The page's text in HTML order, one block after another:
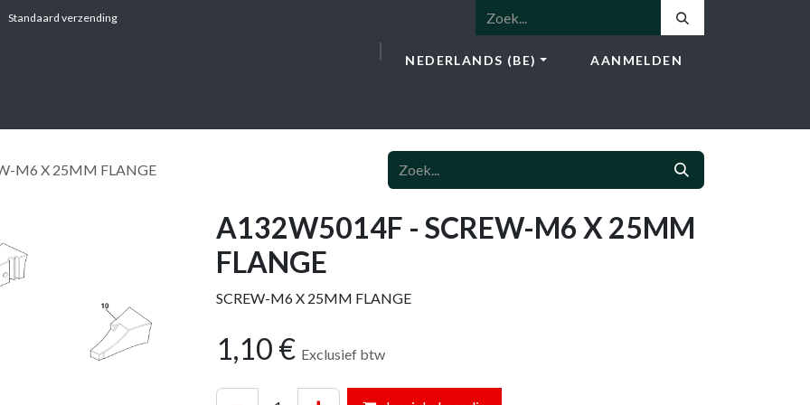
Standaard verzending
NEDERLANDS (BE) AANMELDEN
M6 X 25MM FLANGE
A132W5014F - SCREW-M6 X 25MM
FLANGE
SCREW-M6 X 25MM FLANGE
1,10 € Exclusief btw